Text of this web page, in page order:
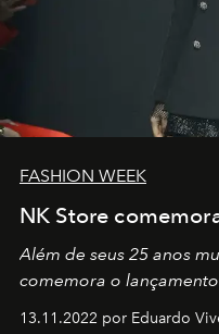
FASHION WEEK
NK Store
Além de seus 25 anos
comemora o
13.11.2022 por Eduardo